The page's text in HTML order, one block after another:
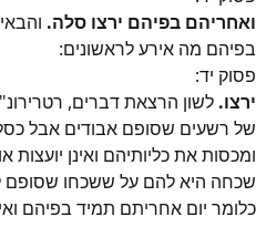
ואחריהם בפיהם ירצו סלה.
בפיהם מה אירע לראשונים:
פסוק יד:
ירצו. לשון הרצאת דברים,
של רשעים שסופם אבודים אבל
ומכסות את כליותיהם ואינן
שכחה היא להם על ששכחו שסופם
כלומר יום אחריתם תמיד בפיהם